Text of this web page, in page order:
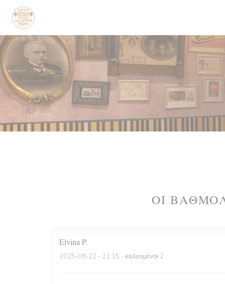
Πίνακας διαχείρισης "Μπισκότων" (Cookies)
ΟΙ
Elvina P
2025-08-22 - 21:15 - καλεσμένοι 2